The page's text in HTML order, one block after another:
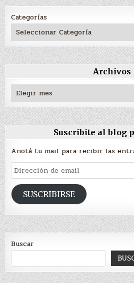
Categorías
Archivos
Archivos
Suscribite al blog
Anotá tu mail para recibir las
Dirección
de
emailSUSCRIBIRSE
Buscar